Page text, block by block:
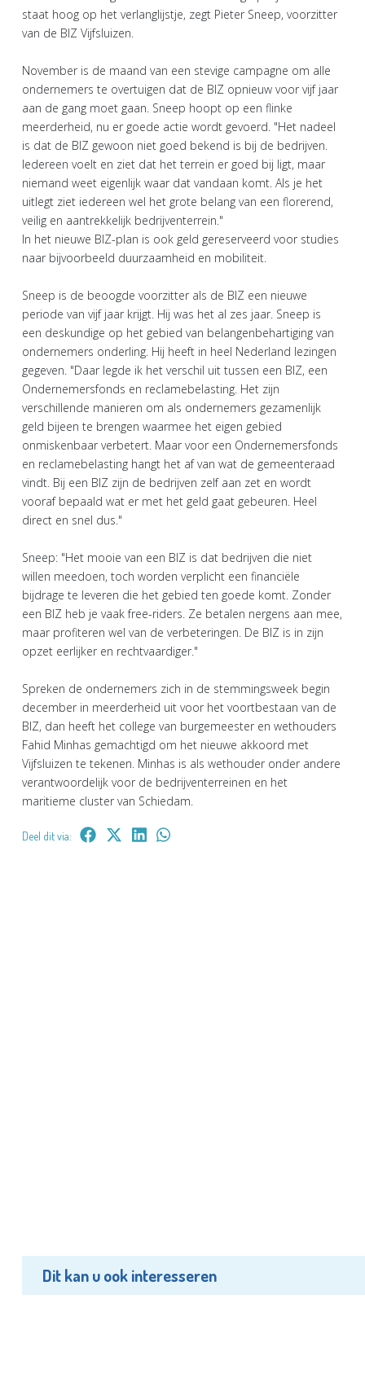
staat hoog op het verlanglijstje, zegt Pieter Sneep, voorzitter
van de BIZ Vijfsluizen.
November is de maand van een stevige campagne om alle
ondernemers te overtuigen dat de BIZ opnieuw voor vijf jaar
aan de gang moet gaan. Sneep hoopt op een flinke
meerderheid, nu er goede actie wordt gevoerd. "Het nadeel
is dat de BIZ gewoon niet goed bekend is bij de bedrijven.
Iedereen voelt en ziet dat het terrein er goed bij ligt, maar
niemand weet eigenlijk waar dat vandaan komt. Als je het
uitlegt ziet iedereen wel het grote belang van een florerend,
veilig en aantrekkelijk bedrijventerrein."
In het nieuwe BIZ-plan is ook geld gereserveerd voor studies
naar bijvoorbeeld duurzaamheid en mobiliteit.
Sneep is de beoogde voorzitter als de BIZ een nieuwe
periode van vijf jaar krijgt. Hij was het al zes jaar. Sneep is
een deskundige op het gebied van belangenbehartiging van
ondernemers onderling. Hij heeft in heel Nederland lezingen
gegeven. "Daar legde ik het verschil uit tussen een BIZ, een
Ondernemersfonds en reclamebelasting. Het zijn
verschillende manieren om als ondernemers gezamenlijk
geld bijeen te brengen waarmee het eigen gebied
onmiskenbaar verbetert. Maar voor een Ondernemersfonds
en reclamebelasting hangt het af van wat de gemeenteraad
vindt. Bij een BIZ zijn de bedrijven zelf aan zet en wordt
vooraf bepaald wat er met het geld gaat gebeuren. Heel
direct en snel dus."
Sneep: "Het mooie van een BIZ is dat bedrijven die niet
willen meedoen, toch worden verplicht een financiële
bijdrage te leveren die het gebied ten goede komt. Zonder
een BIZ heb je vaak free-riders. Ze betalen nergens aan mee,
maar profiteren wel van de verbeteringen. De BIZ is in zijn
opzet eerlijker en rechtvaardiger."
Spreken de ondernemers zich in de stemmingsweek begin
december in meerderheid uit voor het voortbestaan van de
BIZ, dan heeft het college van burgemeester en wethouders
Fahid Minhas gemachtigd om het nieuwe akkoord met
Vijfsluizen te tekenen. Minhas is als wethouder onder andere
verantwoordelijk voor de bedrijventerreinen en het
maritieme cluster van Schiedam.
Deel dit via:
Dit kan u ook interesseren